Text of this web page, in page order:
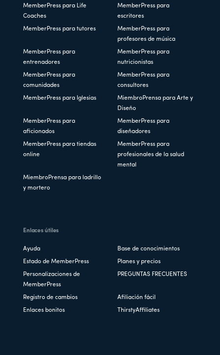
MemberPress para Life
Coaches
MemberPress para
escritores
MemberPress para tutores
MemberPress para
profesores de música
MemberPress para
entrenadores
MemberPress para
nutricionistas
MemberPress para
comunidades
MemberPress para
consultores
MemberPress para Iglesias
MiembroPrensa para Arte y
Diseño
MemberPress para
aficionados
MemberPress para
diseñadores
MemberPress para tiendas
online
MemberPress para
profesionales de la salud
mental
MiembroPrensa para ladrillo
y mortero
Enlaces útiles
Ayuda Base de conocimientos
Estado de MemberPress Planes y precios
Personalizaciones de
MemberPress
PREGUNTAS FRECUENTES
Registro de cambios Afiliación fácil
Enlaces bonitos ThirstyAffiliates